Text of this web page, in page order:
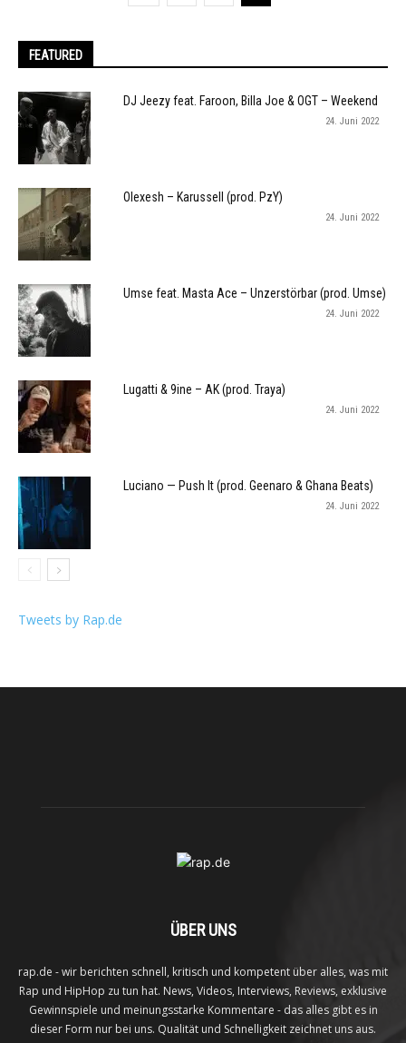
FEATURED
DJ Jeezy feat. Faroon, Billa Joe & OGT – Weekend
24. Juni 2022
Olexesh – Karussell (prod. PzY)
24. Juni 2022
Umse feat. Masta Ace – Unzerstörbar (prod. Umse)
24. Juni 2022
Lugatti & 9ine – AK (prod. Traya)
24. Juni 2022
Luciano — Push It (prod. Geenaro & Ghana Beats)
24. Juni 2022
Tweets by Rap.de
ÜBER UNS
rap.de - wir berichten schnell, kritisch und kompetent über alles, was mit
Rap und HipHop zu tun hat. News, Videos, Interviews, Reviews, exklusive
Gewinnspiele und meinungsstarke Kommentare - das alles gibt es in
dieser Form nur bei uns. Qualität und Schnelligkeit zeichnet uns aus.